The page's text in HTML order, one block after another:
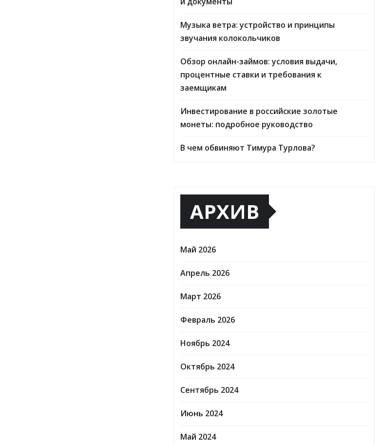
Музыка ветра: устройство и принципы
звучания колокольчиков
Обзор онлайн-займов: условия выдачи,
процентные ставки и требования к
заемщикам
Инвестирование в российские золотые
монеты: подробное руководство
В чем обвиняют Тимура Турлова?
АРХИВ
Май 2026
Апрель 2026
Март 2026
Февраль 2026
Ноябрь 2024
Октябрь 2024
Сентябрь 2024
Июнь 2024
Май 2024